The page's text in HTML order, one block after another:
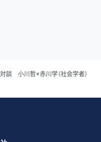
談 小川哲×赤川学（社会学者）